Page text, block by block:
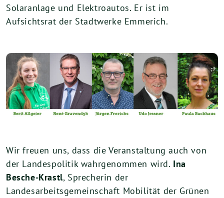
Solaranlage und Elektroautos. Er ist im
Aufsichtsrat der Stadtwerke Emmerich.
Wir freuen uns, dass die Veranstaltung auch von
der Landespolitik wahrgenommen wird. Ina
Besche-Krastl, Sprecherin der
Landesarbeitsgemeinschaft Mobilität der Grünen